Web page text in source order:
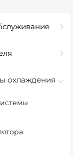
охлаждения